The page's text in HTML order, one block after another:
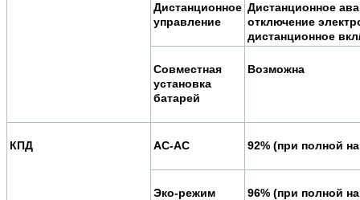
Дистанционное
управление
Дистанционное
отключение
дистанционное
Совместная
установка
батарей
Возможна
КПД АС-АС 92% (при полной
Эко-режим 96% (при полной